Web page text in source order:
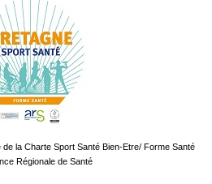
la Charte Sport Santé Bien-Etre/ Forme Santé
Régionale de Santé